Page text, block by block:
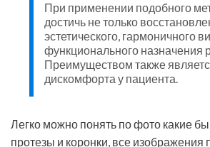
При применении подобного
достичь не только
эстетического, гармоничного
функционального назначения
Преимуществом также
дискомфорта у пациента.
Легко можно понять по фото какие
протезы и коронки, все изображения